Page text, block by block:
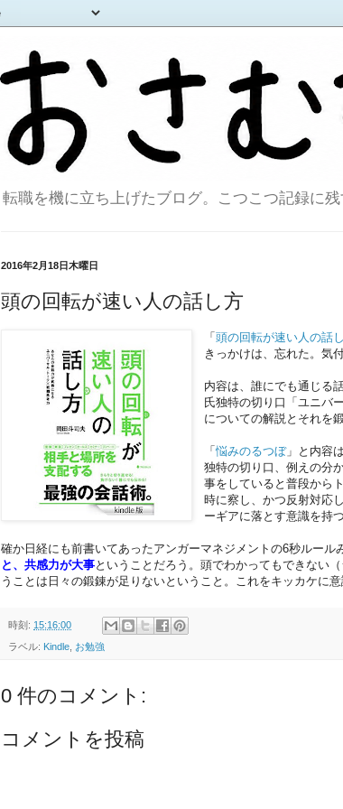
転職を機に立ち上げたブログ。こつこつ記録に
2016年2月18日木曜日
頭の回転が速い人の話し方
「頭の回転が速い人の話
きっかけは、忘れた。気
内容は、誰にでも通じる
氏独特の切り口「ユニバ
についての解説とそれを
「悩みのるつぼ」と内容
独特の切り口、例えの分
事をしていると普段から
時に察し、かつ反射対応
ーギアに落とす意識を持
確か日経にも前書いてあったアンガーマネジメントの6秒ルール
と、共感力が大事ということだろう。頭でわかってもできない
うことは日々の鍛錬が足りないということ。これをキッカケに意
時刻: 15:16:00
ラベル: Kindle, お勉強
0 件のコメント:
コメントを投稿